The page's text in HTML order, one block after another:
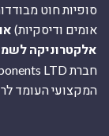
סופיות חוט
אומים ודיסקיות)
אלקטרוניקה
המקצועי העומד